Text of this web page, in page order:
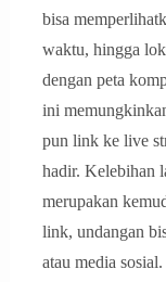
bisa
waktu, hingga
dengan peta
ini
pun link ke live
hadir. Kelebihan
merupakan
link, undangan
atau media